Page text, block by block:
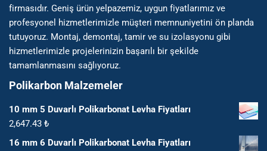
firmasıdır. Geniş ürün yelpazemiz, uygun fiyatlarımız ve
profesyonel hizmetlerimizle müşteri memnuniyetini ön planda
tutuyoruz. Montaj, demontaj, tamir ve su izolasyonu gibi
hizmetlerimizle projelerinizin başarılı bir şekilde
tamamlanmasını sağlıyoruz.
Polikarbon Malzemeler
10 mm 5 Duvarlı Polikarbonat Levha Fiyatları
2,647.43 ₺
16 mm 6 Duvarlı Polikarbonat Levha Fiyatları